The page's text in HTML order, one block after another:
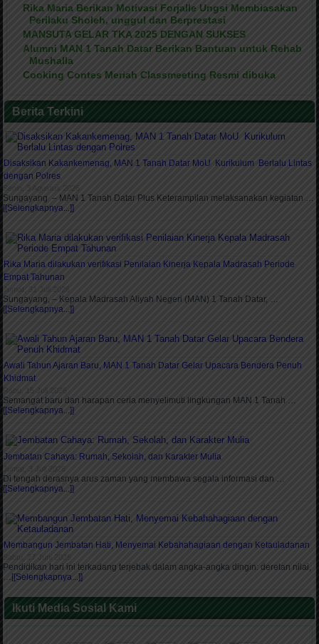
Rika Maria Berikan Motivasi Forjalle Ungsi Membiasakan
Perilaku Sholeh, unggul dan Berprestasi
MANSUTA GELAR TKA 2025 DENGAN SUKSES
Alumni MAN 1 Tanah Datar Berikan Bantuan untuk Rehab
Mushalla
Cooking Contes Meriah Classmeeting Resmi dibuka
Berita Terkini
Disaksikan Kakankemenag, MAN 1 Tanah Datar MoU Kurikulum Berlalu Lintas
dengan Polres
Senin, 3 Agustus 2026
Sungayang – MAN 1 Tanah Datar Plus Keterampilan melaksanakan kegiatan …
[[Selengkapnya...]]
Rika Maria dilakukan verifikasi Penilaian Kinerja Kepala Madrasah Periode
Empat Tahunan
Jumat, 31 Juli 2026
Sungayang, – Kepala Madrasah Aliyah Negeri (MAN) 1 Tanah Datar, …
[[Selengkapnya...]]
Awali Tahun Ajaran Baru, MAN 1 Tanah Datar Gelar Upacara Bendera Penuh
Khidmat
Rabu, 15 Juli 2026
Semangat baru dan harapan ceria menyelimuti lingkungan MAN 1 Tanah …
[[Selengkapnya...]]
Jembatan Cahaya: Rumah, Sekolah, dan Karakter Mulia
Jumat, 3 Juli 2026
Di tengah derasnya arus zaman yang membawa segala informasi dan …
[[Selengkapnya...]]
Membangun Jembatan Hati, Menyemai Kebahahagiaan dengan Ketauladanan
Sabtu, 27 Juni 2026
Pendidikan hari ini terkadang terjebak dalam angka-angka dingin: deretan nilai,
…[[Selengkapnya...]]
Ikuti Media Sosial Kami